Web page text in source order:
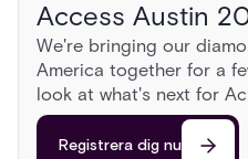
Access Austin
We're bringing our
America together for a
look at what's next for
Registrera dig nu
AUGUST 13, 2026 2:00 PM CST
Sonoma
Head to Sonoma for a
exotic cars, a race on a
discussions on the
ISC East 2026
Register now
GSX 2026
Register now